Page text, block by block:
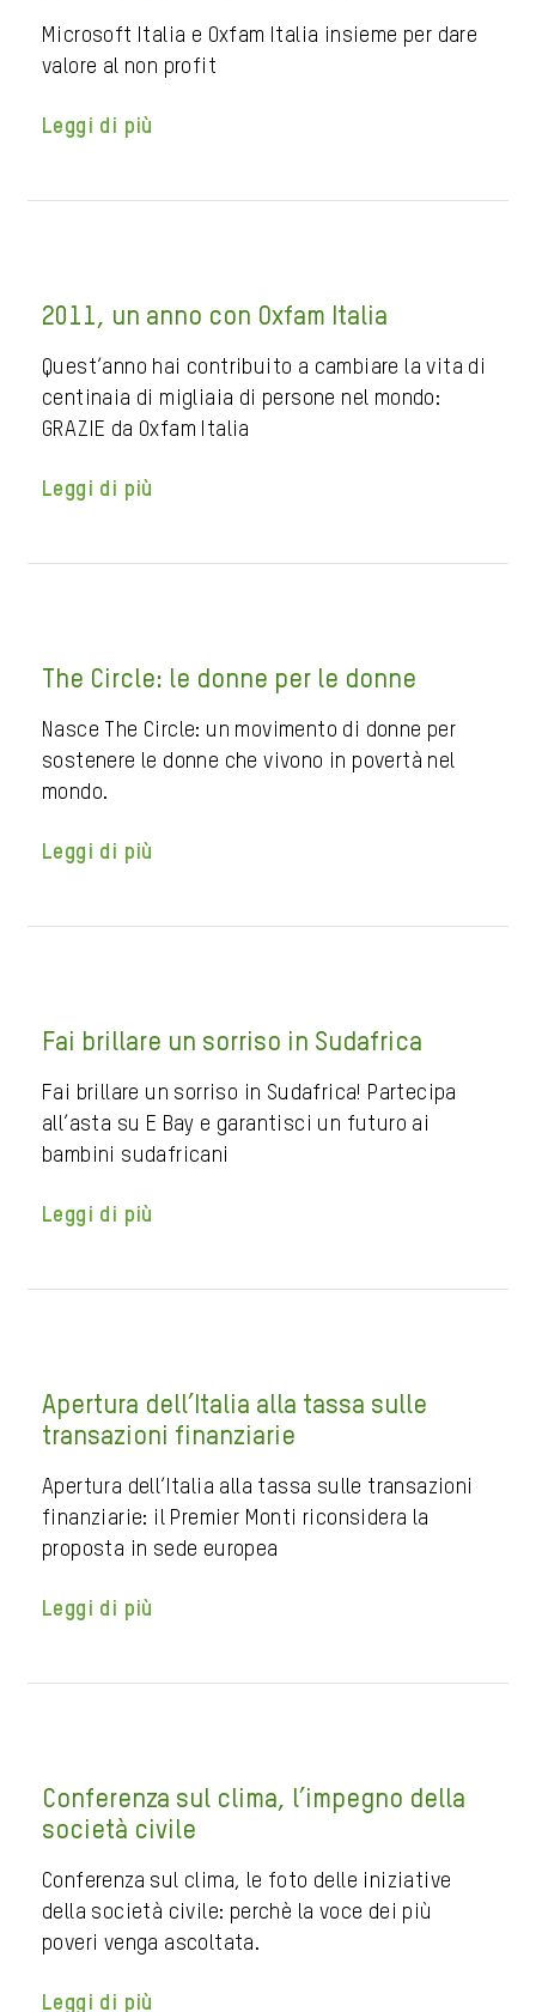
Microsoft Italia e Oxfam Italia insieme per dare
valore al non profit
Leggi di più
2011, un anno con Oxfam Italia
Quest’anno hai contribuito a cambiare la vita di
centinaia di migliaia di persone nel mondo:
GRAZIE da Oxfam Italia
Leggi di più
The Circle: le donne per le donne
Nasce The Circle: un movimento di donne per
sostenere le donne che vivono in povertà nel
mondo.
Leggi di più
Fai brillare un sorriso in Sudafrica
Fai brillare un sorriso in Sudafrica! Partecipa
all’asta su E Bay e garantisci un futuro ai
bambini sudafricani
Leggi di più
Apertura dell’Italia alla tassa sulle
transazioni finanziarie
Apertura dell’Italia alla tassa sulle transazioni
finanziarie: il Premier Monti riconsidera la
proposta in sede europea
Leggi di più
Conferenza sul clima, l’impegno della
società civile
Conferenza sul clima, le foto delle iniziative
della società civile: perchè la voce dei più
poveri venga ascoltata.
Leggi di più